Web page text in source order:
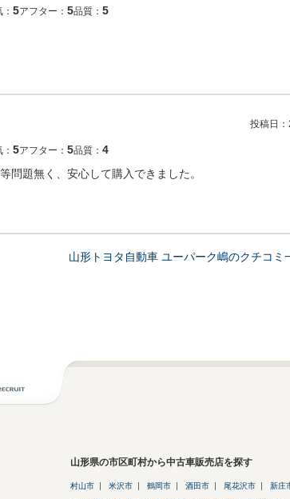
5アフター： 5品質： 5
投稿日：
5アフター： 5品質： 4
問題無く、安心して購入できました。
山形トヨタ自動車 ユーパーク嶋のクチコミ
山形県の市区町村から中古車販売店を探す
村山市 米沢市 鶴岡市 酒田市 尾花沢市 新庄